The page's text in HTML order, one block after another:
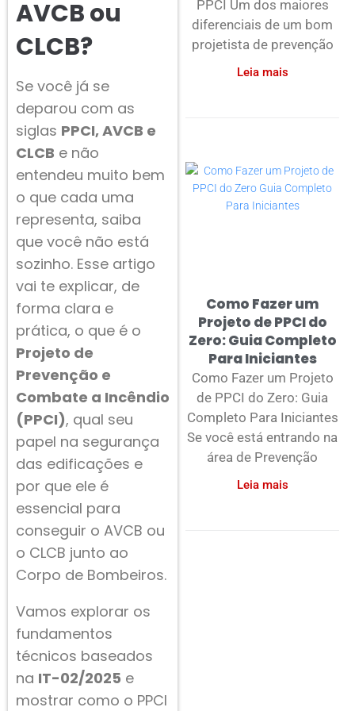
AVCB ou
CLCB?
Se você já se
deparou com as
siglas PPCI, AVCB e
CLCB e não
entendeu muito bem
o que cada uma
representa, saiba
que você não está
sozinho. Esse artigo
vai te explicar, de
forma clara e
prática, o que é o
Projeto de
Prevenção e
Combate a Incêndio
(PPCI), qual seu
papel na segurança
das edificações e
por que ele é
essencial para
conseguir o AVCB ou
o CLCB junto ao
Corpo de Bombeiros.
Vamos explorar os
fundamentos
técnicos baseados
na IT-02/2025 e
mostrar como o PPCI
PPCI Um dos maiores
diferenciais de um bom
projetista de prevenção
Leia mais
Como Fazer um
Projeto de PPCI do
Zero: Guia Completo
Para Iniciantes
Como Fazer um Projeto
de PPCI do Zero: Guia
Completo Para Iniciantes
Se você está entrando na
área de Prevenção
Leia mais